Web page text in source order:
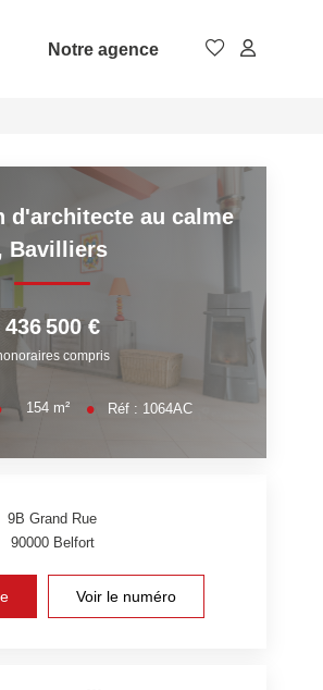
Notre agence
d'architecte au calme
Bavilliers
436 500 €
compris
154 m² Réf : 1064AC
9B Grand Rue
90000 Belfort
Voir le numéro